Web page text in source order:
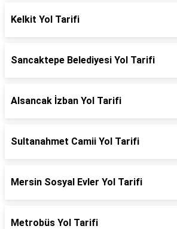
Kelkit Yol Tarifi
Sancaktepe Belediyesi Yol Tarifi
Alsancak İzban Yol Tarifi
Sultanahmet Camii Yol Tarifi
Mersin Sosyal Evler Yol Tarifi
Metrobüs Yol Tarifi